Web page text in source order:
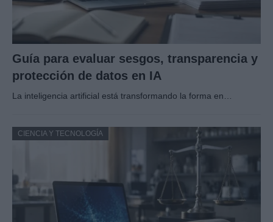
Guía para evaluar sesgos, transparencia y
protección de datos en IA
La inteligencia artificial está transformando la forma en…
CIENCIA Y TECNOLOGÍA